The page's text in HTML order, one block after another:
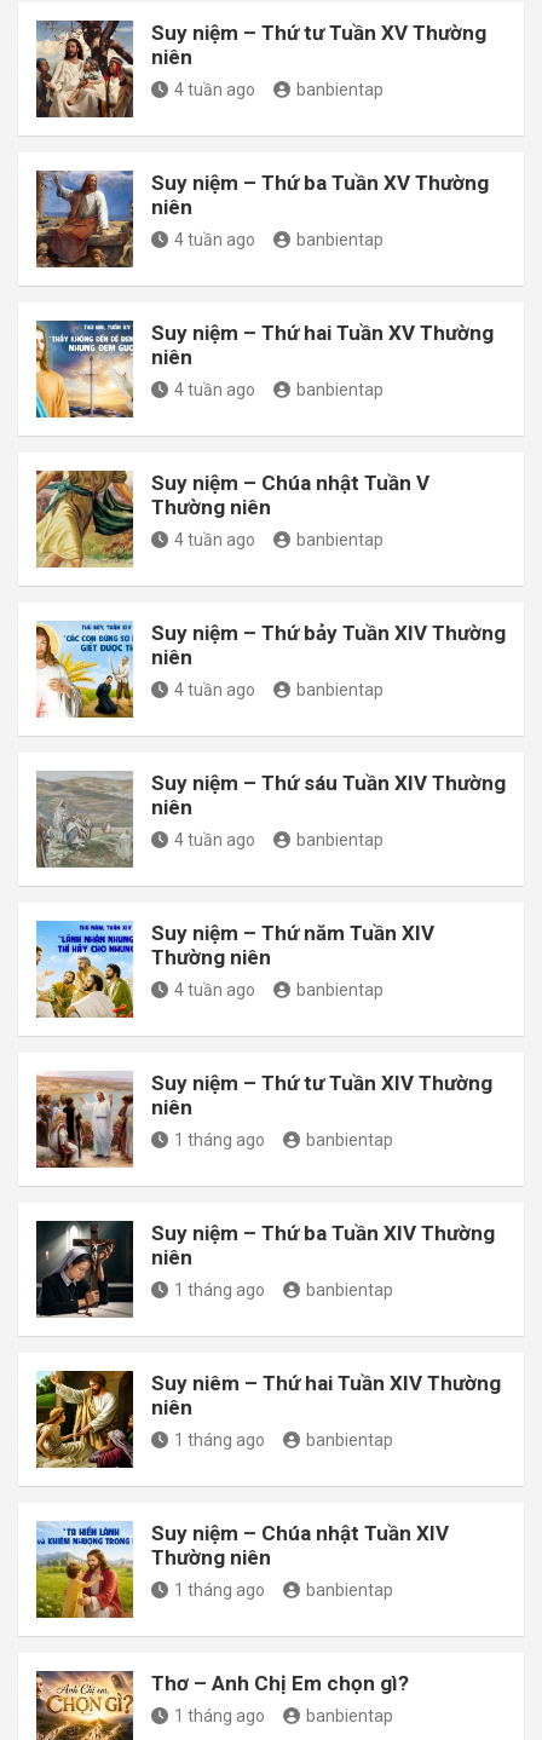
Suy niệm – Thứ tư Tuần XV Thường
niên
4 tuần ago banbientap
Suy niệm – Thứ ba Tuần XV Thường
niên
4 tuần ago banbientap
Suy niệm – Thứ hai Tuần XV Thường
niên
4 tuần ago banbientap
Suy niệm – Chúa nhật Tuần V
Thường niên
4 tuần ago banbientap
Suy niệm – Thứ bảy Tuần XIV Thường
niên
4 tuần ago banbientap
Suy niệm – Thứ sáu Tuần XIV Thường
niên
4 tuần ago banbientap
Suy niệm – Thứ năm Tuần XIV
Thường niên
4 tuần ago banbientap
Suy niệm – Thứ tư Tuần XIV Thường
niên
1 tháng ago banbientap
Suy niệm – Thứ ba Tuần XIV Thường
niên
1 tháng ago banbientap
Suy niêm – Thứ hai Tuần XIV Thường
niên
1 tháng ago banbientap
Suy niệm – Chúa nhật Tuần XIV
Thường niên
1 tháng ago banbientap
Thơ – Anh Chị Em chọn gì?
1 tháng ago banbientap